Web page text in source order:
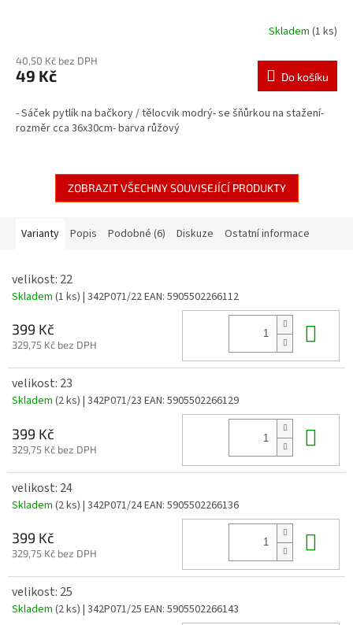
Skladem (1 ks)
40,50 Kč bez DPH
49 Kč Do košíku
- Sáček pytlík na bačkory / tělocvik modrý- se šňůrkou na stažení-
rozměr cca 36x30cm- barva růžový
ZOBRAZIT VŠECHNY SOUVISEJÍCÍ PRODUKTY
Varianty Popis Podobné (6) Diskuze Ostatní informace
velikost: 22
Skladem (1 ks) | 342P071/22EAN: 5905502266112
399 Kč
329,75 Kč bez DPH
velikost: 23
Skladem (2 ks) | 342P071/23 EAN: 5905502266129
399 Kč
329,75 Kč bez DPH
velikost: 24
Skladem (2 ks) | 342P071/24EAN: 5905502266136
399 Kč
329,75 Kč bez DPH
velikost: 25
Skladem (2 ks) | 342P071/25 EAN: 5905502266143